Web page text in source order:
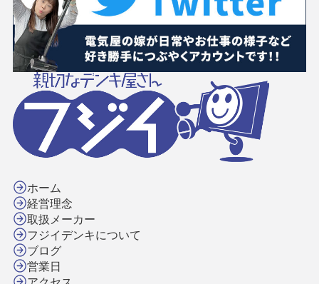
ホーム
経営理念
取扱メーカー
フジイデンキについて
ブログ
営業日